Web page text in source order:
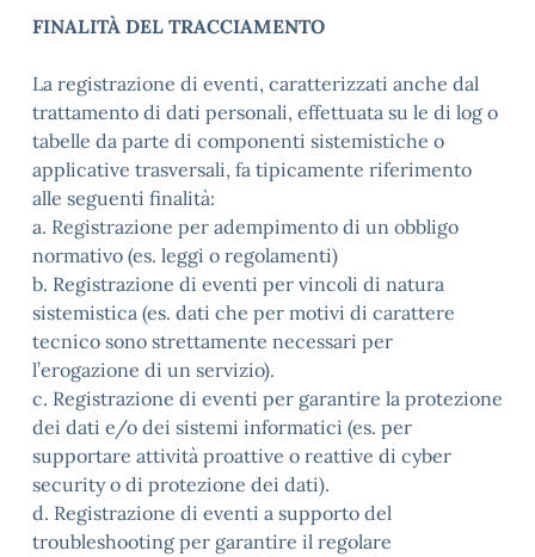
FINALITÀ DEL TRACCIAMENTO
La registrazione di eventi, caratterizzati anche dal
trattamento di dati personali, effettuata su le di log o
tabelle da parte di componenti sistemistiche o
applicative trasversali, fa tipicamente riferimento
alle seguenti finalità:
a. Registrazione per adempimento di un obbligo
normativo (es. leggi o regolamenti)
b. Registrazione di eventi per vincoli di natura
sistemistica (es. dati che per motivi di carattere
tecnico sono strettamente necessari per
l’erogazione di un servizio).
c. Registrazione di eventi per garantire la protezione
dei dati e/o dei sistemi informatici (es. per
supportare attività proattive o reattive di cyber
security o di protezione dei dati).
d. Registrazione di eventi a supporto del
troubleshooting per garantire il regolare